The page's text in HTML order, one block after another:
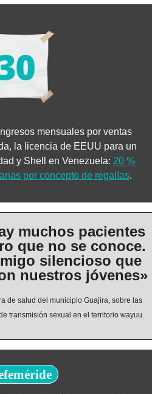
mensuales por ventas
la licencia de EEUU para un
y Shell en Venezuela: 20 %
por concepto de regalías.
muchos pacientes
que no se conoce.
silencioso que
nuestros jóvenes»
de salud del municipio Guajira, sobre las
transmisión sexual en el territorio wayuu.